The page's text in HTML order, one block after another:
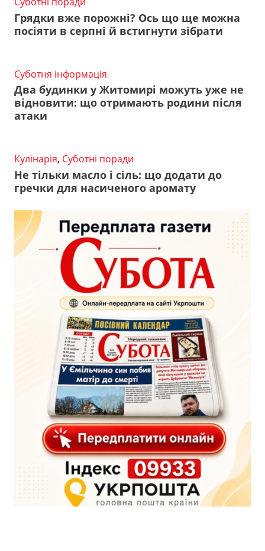
Грядки вже порожні? Ось що ще можна
посіяти в серпні й встигнути зібрати
Суботня інформація
Два будинки у Житомирі можуть уже не
відновити: що отримають родини після
атаки
Кулінарія, Суботні поради
Не тільки масло і сіль: що додати до
гречки для насиченого аромату